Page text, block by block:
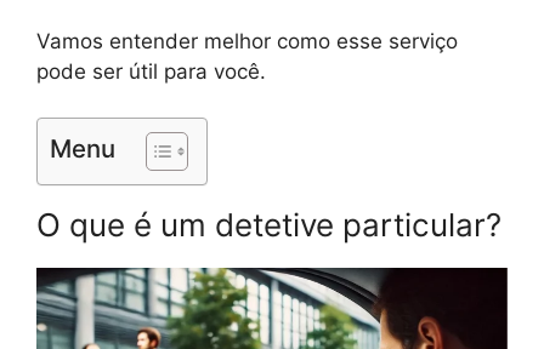
Vamos entender melhor como esse serviço
pode ser útil para você.
Menu
O que é um detetive particular?